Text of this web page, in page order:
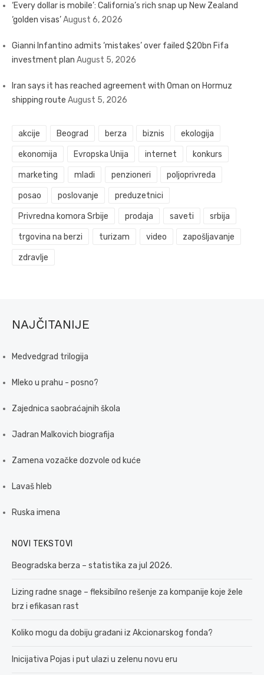
‘Every dollar is mobile’: California’s rich snap up New Zealand
‘golden visas’August 6, 2026
Gianni Infantino admits ‘mistakes’ over failed $20bn Fifa
investment plan August 5, 2026
Iran says it has reached agreement with Oman on Hormuz
shipping route August 5, 2026
akcije Beograd berza biznis ekologija
ekonomija Evropska Unija internet konkurs
marketing mladi penzioneri poljoprivreda
posao poslovanje preduzetnici
Privredna komora Srbije prodaja saveti srbija
trgovina na berzi turizam video zapošljavanje
zdravlje
NAJČITANIJE
Medvedgrad trilogija
Mleko u prahu - posno?
Zajednica saobraćajnih škola
Jadran Malkovich biografija
Zamena vozačke dozvole od kuće
Lavaš hleb
Ruska imena
NOVI TEKSTOVI
Beogradska berza – statistika za jul 2026.
Lizing radne snage – fleksibilno rešenje za kompanije koje žele
brz i efikasan rast
Koliko mogu da dobiju građani iz Akcionarskog fonda?
Inicijativa Pojas i put ulazi u zelenu novu eru